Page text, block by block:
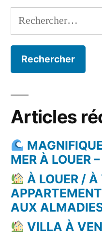
Rechercher :
Articles
MER À LOUER
À LOUER / À
AUX
VILLA À